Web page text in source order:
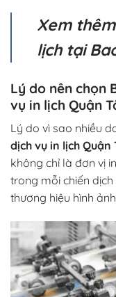
Xem
lịch tại
Lý do nên chọn
vụ in lịch Quận
Lý do vì sao nhiều
dịch vụ in lịch Quận
không chỉ là đơn vị
trong mỗi chiến
thương hiệu hình